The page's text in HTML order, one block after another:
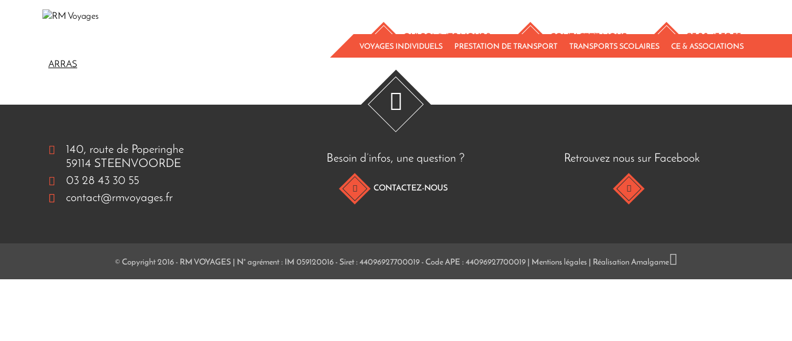
03 28 43 30 55
VOYAGES INDIVIDUELS PRESTATION DE TRANSPORT TRANSPORTS SCOLAIRES CE & ASSOCIATIONS
ARRAS
140, route de Poperinghe
59114 STEENVOORDE
03 28 43 30 55
contact@rmvoyages.fr
Besoin d’infos, une question ?
CONTACTEZ-NOUS
Retrouvez nous sur Facebook
© Copyright 2016 - RM VOYAGES | N° agrément : IM 059120016 - Siret : 44096927700019 - Code APE : 44096927700019 | Mentions légales| Réalisation Amalgame